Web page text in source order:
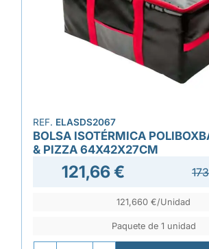
REF. ELASDS2067
BOLSA ISOTÉRMICA
& PIZZA 64X42X27CM
121,66 €
121,660 €/Unidad
Paquete de 1 unidad